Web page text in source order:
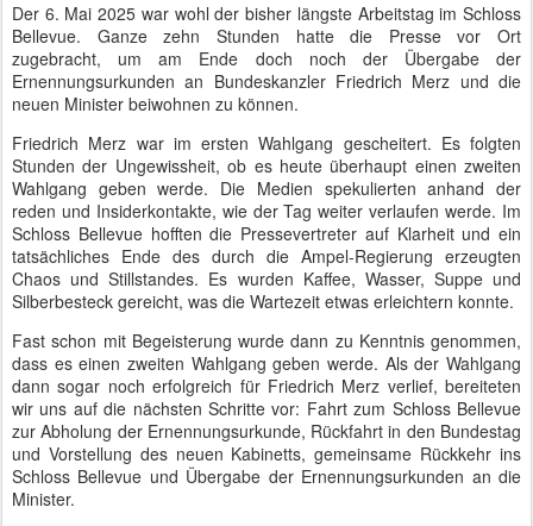
Der 6. Mai 2025 war wohl der bisher längste Arbeitstag im Schloss
Bellevue. Ganze zehn Stunden hatte die Presse vor Ort
zugebracht, um am Ende doch noch der Übergabe der
Ernennungsurkunden an Bundeskanzler Friedrich Merz und die
neuen Minister beiwohnen zu können.
Friedrich Merz war im ersten Wahlgang gescheitert. Es folgten
Stunden der Ungewissheit, ob es heute überhaupt einen zweiten
Wahlgang geben werde. Die Medien spekulierten anhand der
reden und Insiderkontakte, wie der Tag weiter verlaufen werde. Im
Schloss Bellevue hofften die Pressevertreter auf Klarheit und ein
tatsächliches Ende des durch die Ampel-Regierung erzeugten
Chaos und Stillstandes. Es wurden Kaffee, Wasser, Suppe und
Silberbesteck gereicht, was die Wartezeit etwas erleichtern konnte.
Fast schon mit Begeisterung wurde dann zu Kenntnis genommen,
dass es einen zweiten Wahlgang geben werde. Als der Wahlgang
dann sogar noch erfolgreich für Friedrich Merz verlief, bereiteten
wir uns auf die nächsten Schritte vor: Fahrt zum Schloss Bellevue
zur Abholung der Ernennungsurkunde, Rückfahrt in den Bundestag
und Vorstellung des neuen Kabinetts, gemeinsame Rückkehr ins
Schloss Bellevue und Übergabe der Ernennungsurkunden an die
Minister.